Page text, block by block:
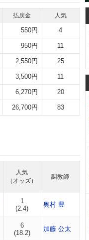
払戻金 人気
550円 4
950円 11
2,550円 25
3,500円 11
6,270円 20
26,700円 83
人気
（オッズ）
調教師
1
(2.4)
奥村 豊
6
(18.2)
加藤 公太